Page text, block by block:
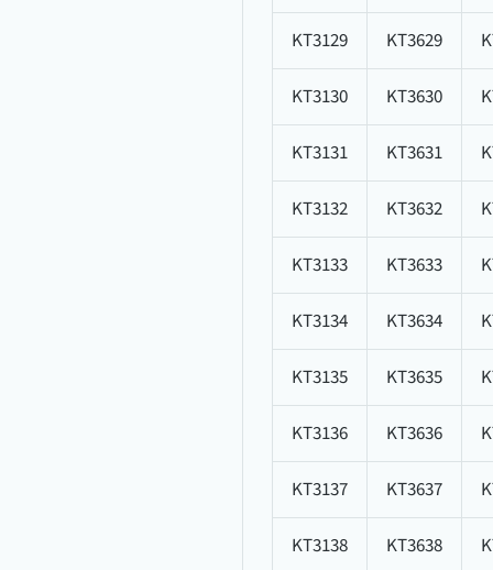
KT3129 KT3629
KT3130 KT3630
KT3131 KT3631
KT3132 KT3632
KT3133 KT3633
KT3134 KT3634
KT3135 KT3635
KT3136 KT3636
KT3137 KT3637
KT3138 KT3638